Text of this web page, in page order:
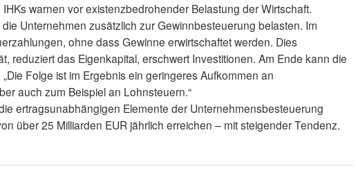
warnen vor existenzbedrohender Belastung der Wirtschaft.
Unternehmen zusätzlich zur Gewinnbesteuerung belasten. Im
ohne dass Gewinne erwirtschaftet werden. Dies
reduziert das Eigenkapital, erschwert Investi­tionen. Am Ende kann die
Folge ist im Ergebnis ein ge­ringeres Aufkommen an
auch zum Beispiel an Lohnsteuern.“
ertragsunabhängigen Elemente der Unternehmensbesteuerung
über 25 Milliarden EUR jährlich erreichen – mit steigender Tendenz.